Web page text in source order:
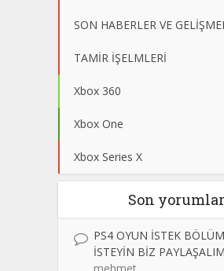
SON HABERLER VE
TAMİR İŞELMLERİ
Xbox 360
Xbox One
Xbox Series X
Son yorumlar
PS4 OYUN İSTEK
İSTEYİN BİZ PAYLAŞALIM